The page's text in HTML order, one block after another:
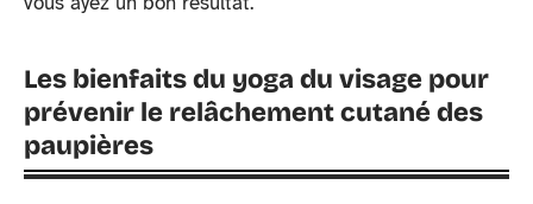
Les bienfaits du yoga du visage pour
prévenir le relâchement cutané des
paupières